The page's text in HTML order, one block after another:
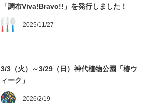
「調布Viva!Bravo!!」を発行しました！
2025/11/27
3/3（火）～3/29（日）神代植物公園「椿ウ
ィーク」
2026/2/19